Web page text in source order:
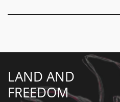
LAND AND
FREEDOM